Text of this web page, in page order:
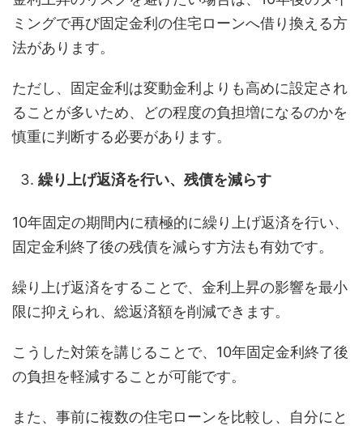
ミングで再び固定金利の住宅ローンへ借り換える方
法があります。
ただし、固定金利は変動金利よりも高めに設定され
ることが多いため、どの程度の負担増になるのかを
慎重に判断する必要があります。
繰り上げ返済を行い、残債を減らす
10年固定の期間内に積極的に繰り上げ返済を行い、
固定金利終了後の残債を減らす方法も有効です。
繰り上げ返済をすることで、金利上昇の影響を最小
限に抑えられ、総返済額を削減できます。
こうした対策を講じることで、10年固定金利終了後
の負担を軽減することが可能です。
また、事前に複数の住宅ローンを比較し、自分にと